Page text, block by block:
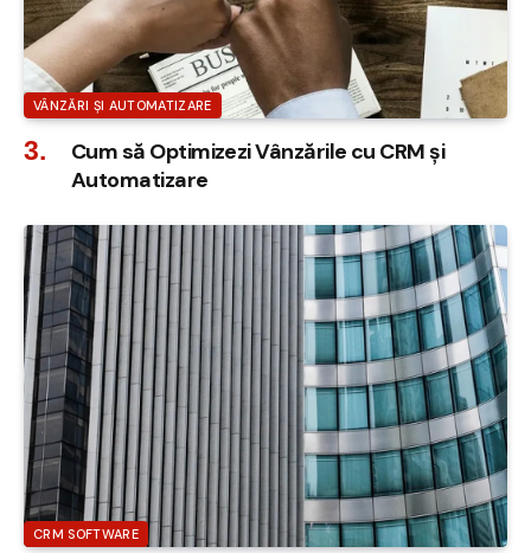
VÂNZĂRI ȘI AUTOMATIZARE
Cum să Optimizezi Vânzările cu CRM și
Automatizare
CRM SOFTWARE